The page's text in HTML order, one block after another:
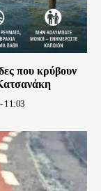
που κρύβουν
11:03